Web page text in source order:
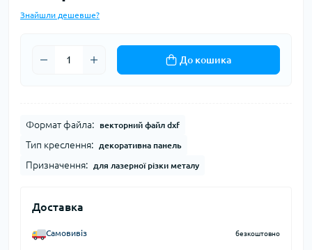
Знайшли дешевше?
До кошика
Формат файла: векторний файл dxf
Тип креслення: декоративна панель
Призначення: для лазерної різки металу
Доставка
Самовивіз безкоштовно